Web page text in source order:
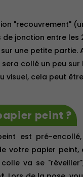
"recouvrement"
jonction entre les
une petite partie.
collé un peu
visuel, cela peut
peint ?
est pré-
votre papier peint,
va se